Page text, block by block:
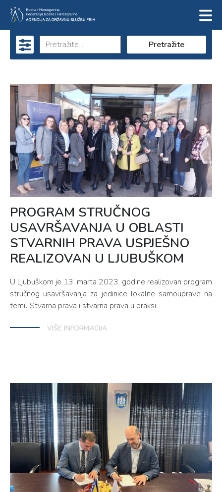
Pretražite
PROGRAM STRUČNOG
USAVRŠAVANJA U OBLASTI
STVARNIH PRAVA USPJEŠNO
REALIZOVAN U LJUBUŠKOM
U Ljubuškom je 13. marta 2023. godine realizovan program
stručnog usavršavanja za jedinice lokalne samouprave na
temu Stvarna prava i stvarna prava u praksi.
VIŠE INFORMACIJA